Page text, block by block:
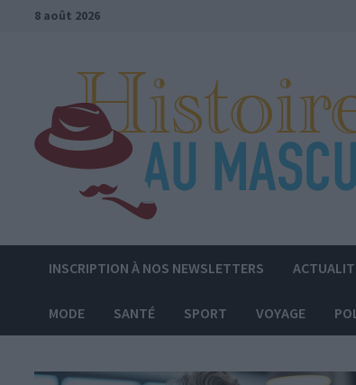
Passer8 août 2026
INSCRIPTION À NOS NEWSLETTERS
MODE SANTÉ SPORT VOYAGE